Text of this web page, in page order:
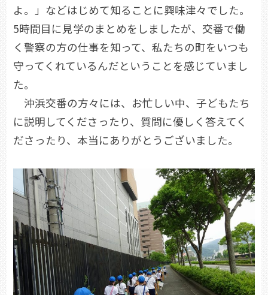
よ。」などはじめて知ることに興味津々でした。
5時間目に見学のまとめをしましたが、交番で働
く警察の方の仕事を知って、私たちの町をいつも
守ってくれているんだということを感じていまし
た。
沖浜交番の方々には、お忙しい中、子どもたち
に説明してくださったり、質問に優しく答えてく
ださったり、本当にありがとうございました。